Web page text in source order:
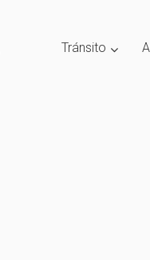
Tránsito